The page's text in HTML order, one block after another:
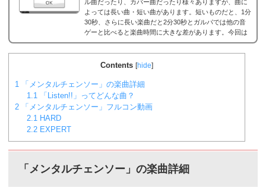
ル曲だったり、カバー曲だったり様々ありますが、曲に
よっては長い曲・短い曲があります。短いものだと、1分
30秒、さらに長い楽曲だと2分30秒とガルパでは他の音
ゲーと比べると楽曲時間に大きな差があります。今回は
ガルパに登場する楽曲の長い曲、短い曲のまとめや、イ
ベント周回におすすめの楽曲などをまとめました。楽曲
別スコア効率表(協力ライブ) ↓別タブで見る場合はこち
Contents [hide]
1 「メンタルチェンソー」の楽曲詳細
1.1 「Listen!!」ってどんな曲？
2 「メンタルチェンソー」フルコン動画
2.1 HARD
2.2 EXPERT
「メンタルチェンソー」の楽曲詳細